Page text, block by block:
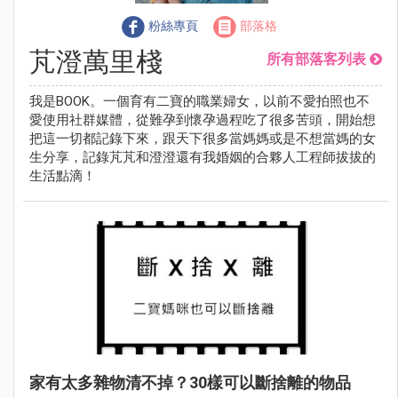
粉絲專頁 部落格
芃澄萬里棧 所有部落客列表
我是BOOK。一個育有二寶的職業婦女，以前不愛拍照也不
愛使用社群媒體，從難孕到懷孕過程吃了很多苦頭，開始想
把這一切都記錄下來，跟天下很多當媽媽或是不想當媽的女
生分享，記錄芃芃和澄澄還有我婚姻的合夥人工程師拔拔的
生活點滴！
家有太多雜物清不掉？30樣可以斷捨離的物品